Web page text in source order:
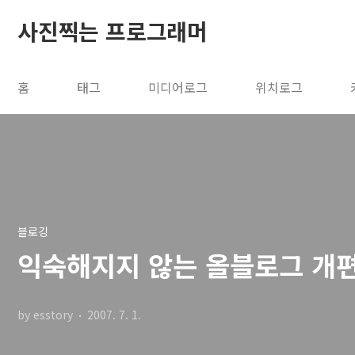
사진찍는 프로그래머
홈 태그 미디어로그 위치로그
블로깅
익숙해지지 않는 올블로그 개
by esstory 2007. 7. 1.